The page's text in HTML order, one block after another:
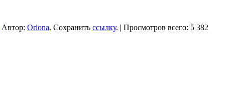
Автор: Oriona. Сохранить ссылку. | Просмотров всего: 5 382